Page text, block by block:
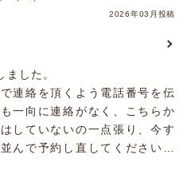
2026年03月投稿
した。
連絡を頂くよう電話番号を伝
一向に連絡がなく、こちらか
していないの一点張り、今す
んで予約し直してください…